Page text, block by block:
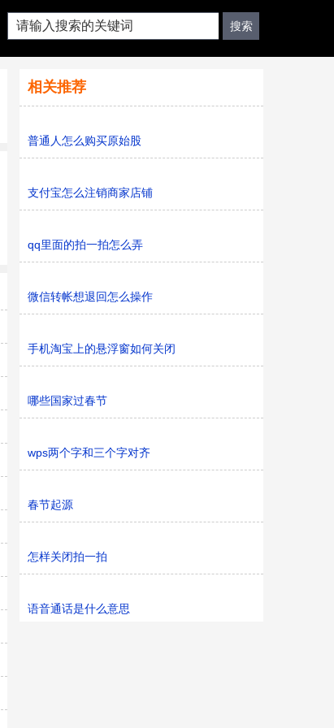
相关推荐
普通人怎么购买原始股
支付宝怎么注销商家店铺
qq里面的拍一拍怎么弄
微信转帐想退回怎么操作
手机淘宝上的悬浮窗如何关闭
哪些国家过春节
wps两个字和三个字对齐
春节起源
怎样关闭拍一拍
语音通话是什么意思